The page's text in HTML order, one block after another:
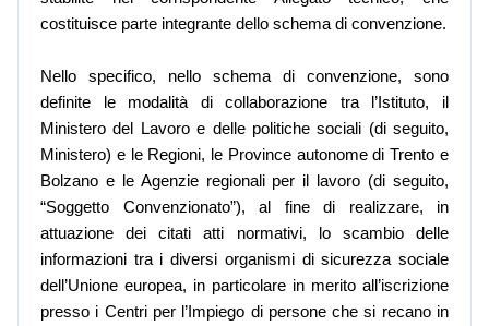
costituisce parte integrante dello schema di convenzione.
Nello specifico, nello schema di convenzione, sono
definite le modalità di collaborazione tra l’Istituto, il
Ministero del Lavoro e delle politiche sociali (di seguito,
Ministero) e le Regioni, le Province autonome di Trento e
Bolzano e le Agenzie regionali per il lavoro (di seguito,
“Soggetto Convenzionato”), al fine di realizzare, in
attuazione dei citati atti normativi, lo scambio delle
informazioni tra i diversi organismi di sicurezza sociale
dell’Unione europea, in particolare in merito all’iscrizione
presso i Centri per l’Impiego di persone che si recano in